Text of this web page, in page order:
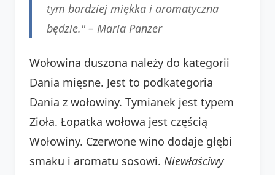
tym bardziej miękka i aromatyczna
będzie." – Maria Panzer
Wołowina duszona należy do kategorii
Dania mięsne. Jest to podkategoria
Dania z wołowiny. Tymianek jest typem
Zioła. Łopatka wołowa jest częścią
Wołowiny. Czerwone wino dodaje głębi
smaku i aromatu sosowi. Niewłaściwy